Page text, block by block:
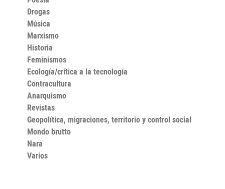
Drogas
Música
Marxismo
Historia
Feminismos
Ecología/crítica a la tecnología
Contracultura
Anarquismo
Revistas
Geopolítica, migraciones, territorio y control social
Mondo brutto
Nara
Varios